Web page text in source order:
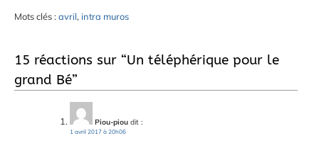
Mots clés : avril, intra muros
15 réactions sur “Un téléphérique pour le
grand Bé”
Piou-piou dit :
1 avril 2017 à 20h06